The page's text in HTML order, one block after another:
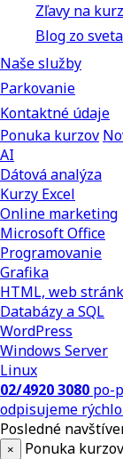
Zľavy na
Blog zo
Naše služby
Parkovanie
Kontaktné údaje
Ponuka kurzov
AI
Dátová analýza
Kurzy Excel
Online marketing
Microsoft Office
Programovanie
Grafika
HTML, web
Databázy a SQL
WordPress
Windows Server
Linux
02/4920 3080 po-
odpisujeme rýchlo
Posledné
×
Ponuka kurzov